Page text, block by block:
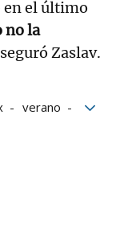
en el último
no la
Zaslav.
verano